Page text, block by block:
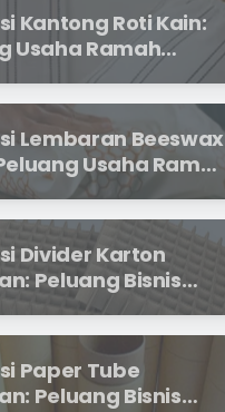
Kantong Roti Kain:
Usaha Ramah
dengan Prospek
Lembaran Beeswax
Usaha Ramah
yang
Divider Karton
Peluang Bisnis
dengan
yang Terus
Paper Tube
Peluang Bisnis